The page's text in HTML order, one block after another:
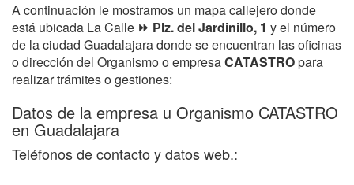
A continuación le mostramos un mapa callejero donde
está ubicada La Calle ⏩ Plz. del Jardinillo, 1 y el número
de la ciudad Guadalajara donde se encuentran las oficinas
o dirección del Organismo o empresaCATASTROpara
realizar trámites o gestiones:
Datos de la empresa u Organismo CATASTRO
en Guadalajara
Teléfonos de contacto y datos web.: